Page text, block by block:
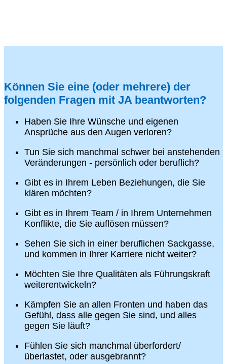
Können Sie eine (oder mehrere) der
folgenden Fragen mit JA beantworten?
Haben Sie Ihre Wünsche und eigenen
Ansprüche aus den Augen verloren?
Tun Sie sich manchmal schwer bei anstehenden
Veränderungen - persönlich oder beruflich?
Gibt es in Ihrem Leben Beziehungen, die Sie
klären möchten?
Gibt es in Ihrem Team / in Ihrem Unternehmen
Konflikte, die Sie auflösen müssen?
Sehen Sie sich in einer beruflichen Sackgasse,
und kommen in Ihrer Karriere nicht weiter?
Möchten Sie Ihre Qualitäten als Führungskraft
weiterentwickeln?
Kämpfen Sie an allen Fronten und haben das
Gefühl, dass alle gegen Sie sind, und alles
gegen Sie läuft?
Fühlen Sie sich manchmal überfordert/
überlastet, oder ausgebrannt?